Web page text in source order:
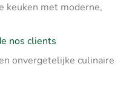
keuken met moderne,
nos clients
onvergetelijke culinaire